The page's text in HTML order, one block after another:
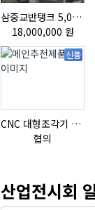
삼중교반탱크 5,000L
18,000,000 원
신품
CNC 대형조각기 K-2040B
협의
산업전시회